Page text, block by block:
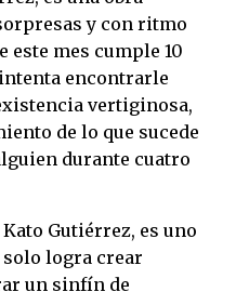
y con ritmo
mes cumple 10
encontrarle
vertiginosa,
de lo que sucede
durante cuatro
Gutiérrez, es uno
solo logra crear
un sinfín de